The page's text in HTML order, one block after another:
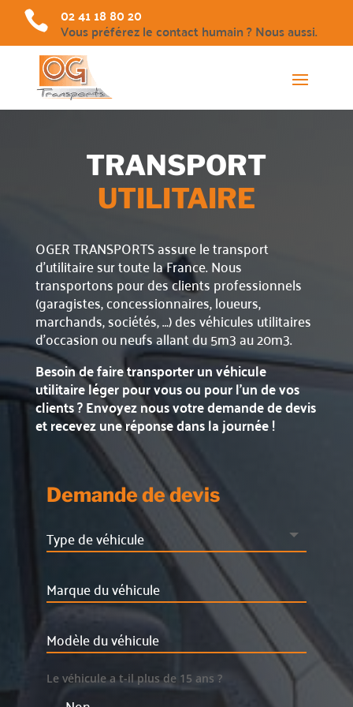
 02 41 18 80 20
Vous préférez le contact humain ? Nous aussi.
TRANSPORT
UTILITAIRE
OGER TRANSPORTS assure le transport
d’utilitaire sur toute la France. Nous
transportons pour des clients professionnels
(garagistes, concessionnaires, loueurs,
marchands, sociétés, …) des véhicules utilitaires
d’occasion ou neufs allant du 5m3 au 20m3.
Besoin de faire transporter un véhicule
utilitaire léger pour vous ou pour l’un de vos
clients ?Envoyez nous votre demande de devis
et recevez une réponse dans la journée !
Demande de devis
Le véhicule a t-il plus de 15 ans ?